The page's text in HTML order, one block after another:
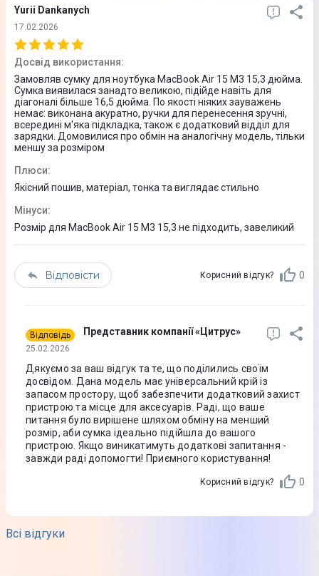
Юридична інформація
Товар може відрізнятись від представленого на фото,
характеристики та комплектація можуть змінюватися
виробником. Подробиці уточнюйте у менеджера
Yurii Dankanych
17.02.2026
Досвід використання:
Замовляв сумку для ноутбука MacBook Air 15 M3 15,3 дюйма.
Сумка виявилася занадто великою, підійде навіть для
діагоналі більше 16,5 дюйма. По якості ніяких зауважень
немає: виконана акуратно, ручки для перенесення зручні,
всередині м'яка підкладка, також є додатковий відділ для
зарядки. Домовилися про обмін на аналогічну модель, тільки
меншу за розміром
Плюси:
Якісний пошив, матеріал, тонка та виглядає стильно
Мінуси:
Розмір для MacBook Air 15 M3 15,3 не підходить, завеликий
Відповісти Корисний відгук? 0
Відповідь Представник компанії «Цитрус»
25.02.2026
Дякуємо за ваш відгук та те, що поділились своїм
досвідом. Дана модель має універсальний крій із
запасом простору, щоб забезпечити додатковий захист
пристрою та місце для аксесуарів. Раді, що ваше
питання було вирішене шляхом обміну на менший
розмір, аби сумка ідеально підійшла до вашого
пристрою. Якщо виникатимуть додаткові запитання -
завжди раді допомогти! Приємного користування!
Корисний відгук? 0
Всі відгуки